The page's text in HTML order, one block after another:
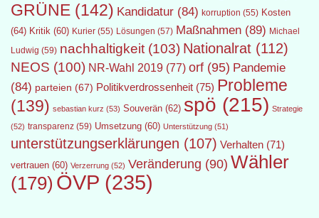
GRÜNE (142) Kandidatur (84) korruption (55) Kosten
(64) Kritik (60) Kurier (55) Lösungen (57) Maßnahmen (89) Michael
Ludwig (59) nachhaltigkeit (103) Nationalrat (112)
NEOS (100) NR-Wahl 2019 (77) orf (95) Pandemie
(84) parteien (67) Politikverdrossenheit (75) Probleme
(139) sebastian kurz (53) Souverän (62) spö (215) Strategie
(52) transparenz (59) Umsetzung (60) Unterstützung (51)
unterstützungserklärungen (107) Verhalten (71)
vertrauen (60) Verzerrung (52) Veränderung (90) Wähler
(179) ÖVP (235)